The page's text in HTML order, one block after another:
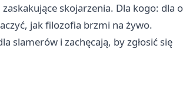
skojarzenia. Dla kogo: dla
jak filozofia brzmi na żywo.
slamerów i zachęcają, by zgłosić się